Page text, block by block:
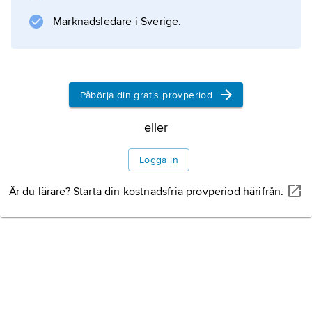
följande dagen, söndag, ägnas minnet av
Johannes födelse.
midsommarfirande
Litteraturanvisning
Marknadsledare i Sverige.
Påbörja din gratis provperiod
eller
Logga in
Är du lärare? Starta din kostnadsfria provperiod härifrån.